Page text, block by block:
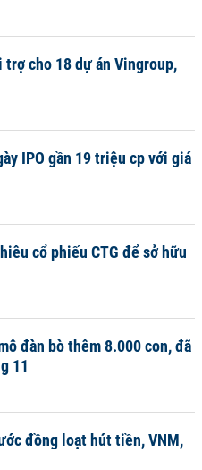
cho 18 dự án Vingroup,
IPO gần 19 triệu cp với giá
cổ phiếu CTG để sở hữu
đàn bò thêm 8.000 con, đã
11
đồng loạt hút tiền, VNM,